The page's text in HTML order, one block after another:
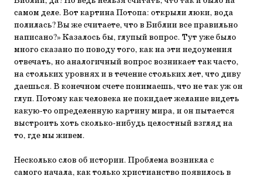
самом деле. Вот картина Потопа: открыли люки, вода
полилась? Вы же считаете, что в Библии все правильно
написано?» Казалось бы, глупый вопрос. Тут уже было
много сказано по поводу того, как на эти недоумения
отвечать, но аналогичный вопрос возникает так часто,
на стольких уровнях и в течение стольких лет, что диву
даешься. В конечном счете понимаешь, что не так уж он
глуп. Потому как человека не покидает желание видеть
какую-то определенную картину мира, и он пытается
выстроить хоть сколько-нибудь целостный взгляд на
то, где мы живем.
Несколько слов об истории. Проблема возникла с
самого начала, как только христианство появилось в